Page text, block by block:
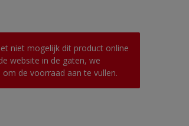
niet mogelijk dit product online
website in de gaten, we
de voorraad aan te vullen.